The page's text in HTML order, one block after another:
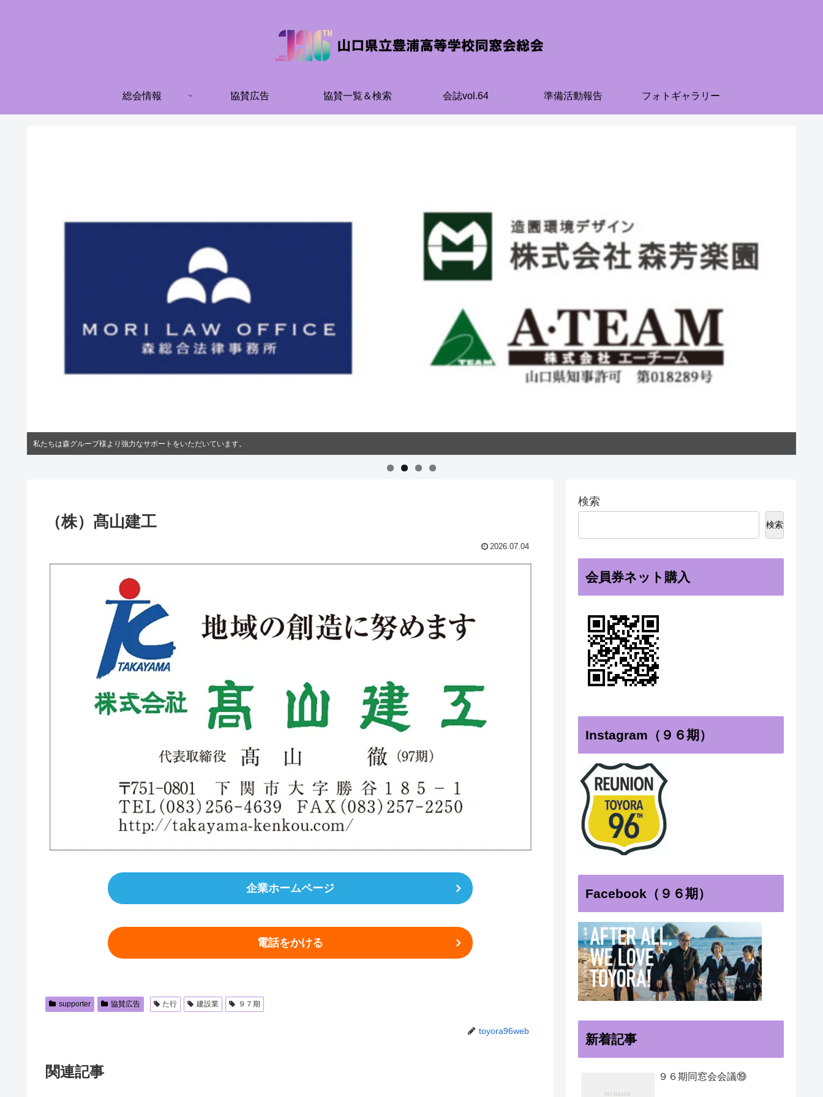
総会情報 協賛広告 協賛一覧＆検索 会誌vol.64 準備活動報告 フォトギャラリー
私たちは森グループ様より強力なサポートをいただいています。
（株）髙山建工
2026.07.04
企業ホームページ
電話をかける
supporter 協賛広告 た行 建設業 ９７期
toyora96web
関連記事
検索
検索
会員券ネット購入
Instagram（９６期）
Facebook（９６期）
新着記事
９６期同窓会会議⑲